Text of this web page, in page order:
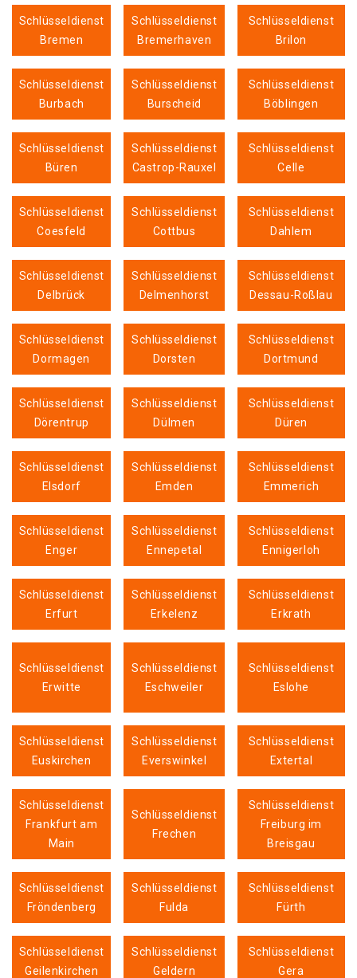
Schlüsseldienst
Bremen
Schlüsseldienst
Bremerhaven
Schlüsseldienst
Brilon
Schlüsseldienst
Burbach
Schlüsseldienst
Burscheid
Schlüsseldienst
Böblingen
Schlüsseldienst
Büren
Schlüsseldienst
Castrop-Rauxel
Schlüsseldienst
Celle
Schlüsseldienst
Coesfeld
Schlüsseldienst
Cottbus
Schlüsseldienst
Dahlem
Schlüsseldienst
Delbrück
Schlüsseldienst
Delmenhorst
Schlüsseldienst
Dessau-Roßlau
Schlüsseldienst
Dormagen
Schlüsseldienst
Dorsten
Schlüsseldienst
Dortmund
Schlüsseldienst
Dörentrup
Schlüsseldienst
Dülmen
Schlüsseldienst
Düren
Schlüsseldienst
Elsdorf
Schlüsseldienst
Emden
Schlüsseldienst
Emmerich
Schlüsseldienst
Enger
Schlüsseldienst
Ennepetal
Schlüsseldienst
Ennigerloh
Schlüsseldienst
Erfurt
Schlüsseldienst
Erkelenz
Schlüsseldienst
Erkrath
Schlüsseldienst
Erwitte
Schlüsseldienst
Eschweiler
Schlüsseldienst
Eslohe
Schlüsseldienst
Euskirchen
Schlüsseldienst
Everswinkel
Schlüsseldienst
Extertal
Schlüsseldienst
Frankfurt am
Main
Schlüsseldienst
Frechen
Schlüsseldienst
Freiburg im
Breisgau
Schlüsseldienst
Fröndenberg
Schlüsseldienst
Fulda
Schlüsseldienst
Fürth
Schlüsseldienst
Geilenkirchen
Schlüsseldienst
Geldern
Schlüsseldienst
Gera